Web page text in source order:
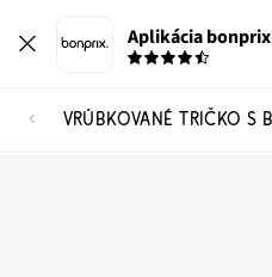
Aplikácia bonprix